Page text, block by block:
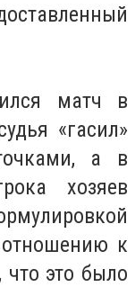
матч в
«гасил»
а в
хозяев
отношению к
что это было